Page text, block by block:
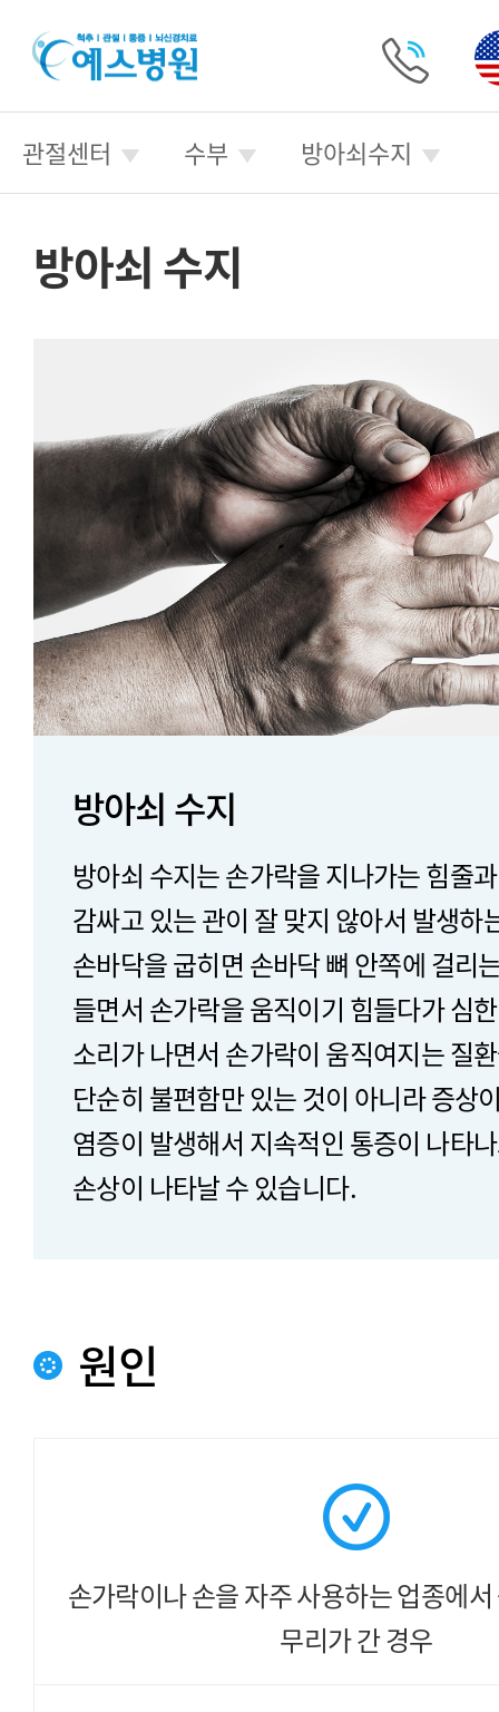
예
스
병
원
걸
관절센터 수부 방아쇠수지
방아쇠 수지
방아쇠 수지
방아쇠 수지는 손가락을 지나가는 힘줄
감싸고 있는 관이 잘 맞지 않아서 발생하
손바닥을 굽히면 손바닥 뼈 안쪽에 걸리
들면서 손가락을 움직이기 힘들다가 심
소리가 나면서 손가락이 움직여지는 질
단순히 불편함만 있는 것이 아니라 증상
염증이 발생해서 지속적인 통증이 나타
손상이 나타날 수 있습니다.
원인
손가락이나 손을 자주 사용하는 업종에서
무리가 간 경우